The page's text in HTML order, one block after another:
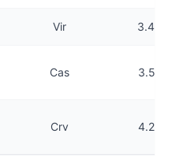
Vir 3.45 AU
Cas 3.57 AU
Crv 4.23 AU